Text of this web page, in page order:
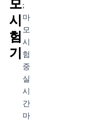
모
시
험
기
;
마
모
시
험
중
실
시
간
마